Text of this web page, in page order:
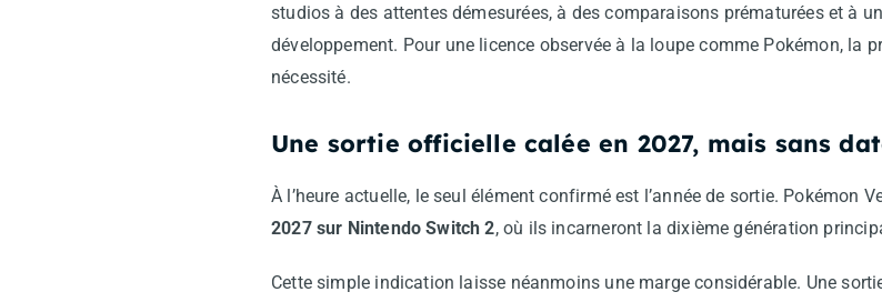
studios à des attentes démesurées, à des comparaisons prématurées et à
développement. Pour une licence observée à la loupe comme Pokémon, la
nécessité.
Une sortie officielle calée en 2027, mais sans
À l’heure actuelle, le seul élément confirmé est l’année de sortie. Pokémon
2027 sur Nintendo Switch 2, où ils incarneront la dixième génération
Cette simple indication laisse néanmoins une marge considérable. Une